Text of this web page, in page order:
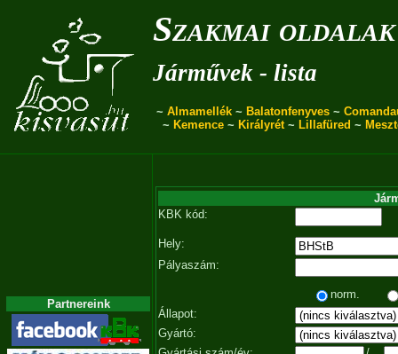
Szakmai oldalak
Járművek - lista
~ Almamellék ~ Balatonfenyves ~
~ Kemence~ Királyrét~ Lillafüred ~
Partnereink
KBK kód:
Hely:
Pályaszám:
norm.
Állapot:
Gyártó: